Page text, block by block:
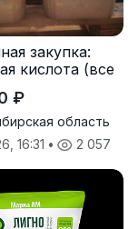
закупка:
кислота (все
₽
область
16:31 • 2 057